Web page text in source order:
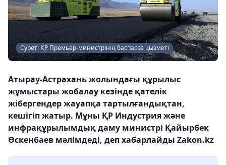
Сурет: ҚР Премьер-министрінің баспасөз қызметі
Атырау-Астрахань жолындағы құрылыс
жұмыстары жобалау кезінде қателік
жібергендер жауапқа тартылғандықтан,
кешігіп жатыр. Мұны ҚР Индустрия және
инфрақұрылымдық даму министрі Қайырбек
Өскенбаев мәлімдеді, деп хабарлайды Zakon.kz